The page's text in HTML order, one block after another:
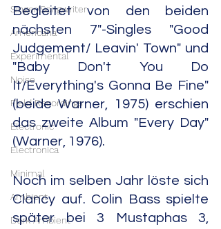
Singer/Songwriter
Americana
Experimental
Noise
Field Recordings
Electronic
Electronica
Minimal
Ambient
Dark Ambient
Begleitet von den beiden
nächsten 7"-Singles "Good
Judgement/ Leavin' Town" und
"Baby Don't You Do
It/Everything's Gonna Be Fine"
(beide Warner, 1975) erschien
das zweite Album "Every Day"
(Warner, 1976).
Noch im selben Jahr löste sich
Clancy auf. Colin Bass spielte
später bei 3 Mustaphas 3,